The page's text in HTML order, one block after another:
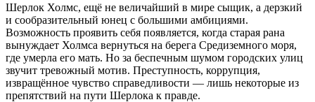
Шерлок Холмс, ещё не величайший в мире сыщик, а дерзкий
и сообразительный юнец с большими амбициями.
Возможность проявить себя появляется, когда старая рана
вынуждает Холмса вернуться на берега Средиземного моря,
где умерла его мать. Но за беспечным шумом городских улиц
звучит тревожный мотив. Преступность, коррупция,
извращённое чувство справедливости — лишь некоторые из
препятствий на пути Шерлока к правде.